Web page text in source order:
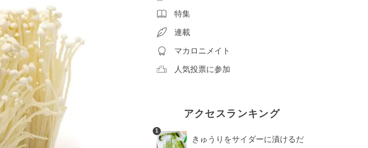
特集
連載
マカロニメイト
人気投票に参加
アクセスランキング
1
きゅうりをサイダーに漬けるだ